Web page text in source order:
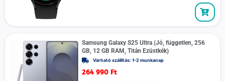
Samsung Galaxy S25 Ultra (Jó, független, 256
GB, 12 GB RAM, Titán Ezüstkék)
Várható szállítás: 1-2 munkanap
264 990 Ft